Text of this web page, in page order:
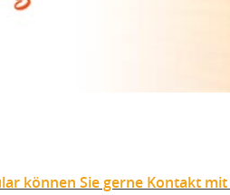
können Sie gerne Kontakt